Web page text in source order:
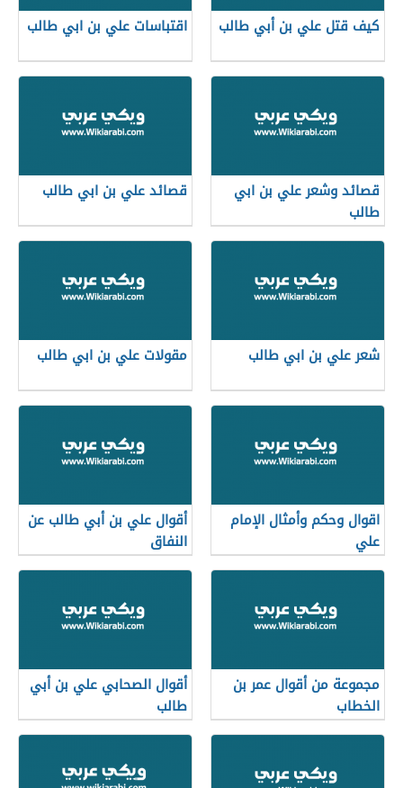
كيف قتل علي بن أبي طالب اقتباسات علي بن ابي طالب
قصائد وشعر علي بن ابي
طالب
قصائد علي بن ابي طالب
شعر علي بن ابي طالب مقولات علي بن ابي طالب
اقوال وحكم وأمثال الإمام
علي
أقوال علي بن أبي طالب عن
النفاق
مجموعة من أقوال عمر بن
الخطاب
أقوال الصحابي علي بن أبي
طالب